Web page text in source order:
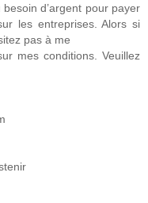
d’argent pour payer
les entreprises. Alors si
pas à me
mes conditions. Veuillez